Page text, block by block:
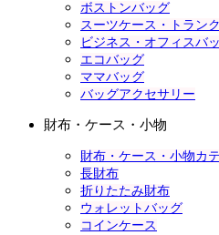
ボストンバッグ
スーツケース・トランク
ビジネス・オフィスバ
エコバッグ
ママバッグ
バッグアクセサリー
財布・ケース・小物
財布・ケース・小物カ
長財布
折りたたみ財布
ウォレットバッグ
コインケース